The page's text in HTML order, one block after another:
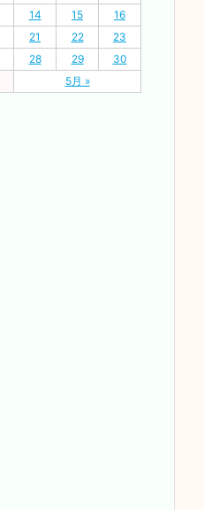
5月 »
14 15
16
21 22
23
28 29 30